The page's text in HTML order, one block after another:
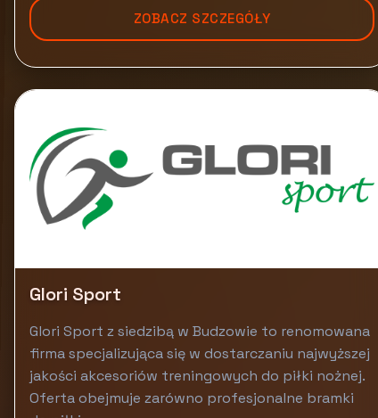
ZOBACZ SZCZEGÓŁY
Glori Sport
Glori Sport z siedzibą w Budzowie to renomowana
firma specjalizująca się w dostarczaniu najwyższej
jakości akcesoriów treningowych do piłki nożnej.
Oferta obejmuje zarówno profesjonalne bramki